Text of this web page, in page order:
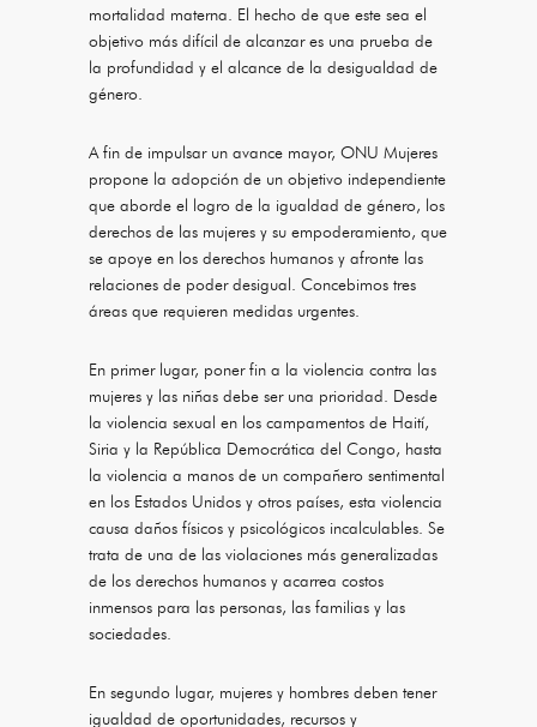
mortalidad materna. El hecho de que este sea el
objetivo más difícil de alcanzar es una prueba de
la profundidad y el alcance de la desigualdad de
género.
A fin de impulsar un avance mayor, ONU Mujeres
propone la adopción de un objetivo independiente
que aborde el logro de la igualdad de género, los
derechos de las mujeres y su empoderamiento, que
se apoye en los derechos humanos y afronte las
relaciones de poder desigual. Concebimos tres
áreas que requieren medidas urgentes.
En primer lugar, poner fin a la violencia contra las
mujeres y las niñas debe ser una prioridad. Desde
la violencia sexual en los campamentos de Haití,
Siria y la República Democrática del Congo, hasta
la violencia a manos de un compañero sentimental
en los Estados Unidos y otros países, esta violencia
causa daños físicos y psicológicos incalculables. Se
trata de una de las violaciones más generalizadas
de los derechos humanos y acarrea costos
inmensos para las personas, las familias y las
sociedades.
En segundo lugar, mujeres y hombres deben tener
igualdad de oportunidades, recursos y